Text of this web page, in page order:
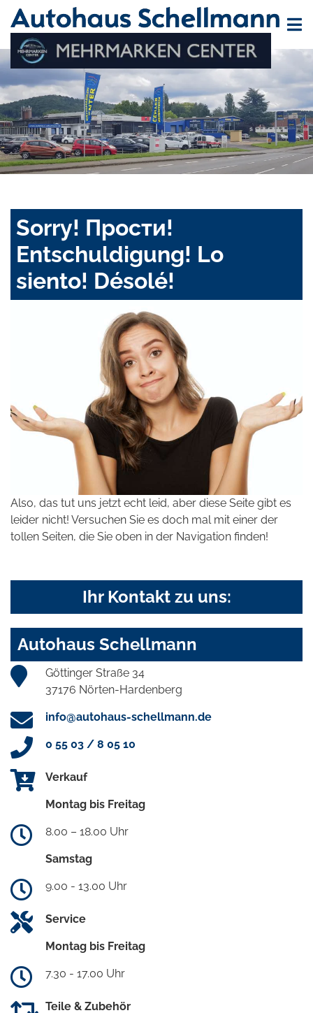
Sorry! Прости!
Entschuldigung! Lo
siento! Désolé!
Also, das tut uns jetzt echt leid, aber diese Seite gibt es
leider nicht! Versuchen Sie es doch mal mit einer der
tollen Seiten, die Sie oben in der Navigation finden!
Ihr Kontakt zu uns:
Autohaus Schellmann
Göttinger Straße 34
37176 Nörten-Hardenberg
info@autohaus-schellmann.de
0 55 03 / 8 05 10
Verkauf
Montag bis Freitag
8.00 – 18.00 Uhr
Samstag
9.00 - 13.00 Uhr
Service
Montag bis Freitag
7.30 - 17.00 Uhr
Teile & Zubehör